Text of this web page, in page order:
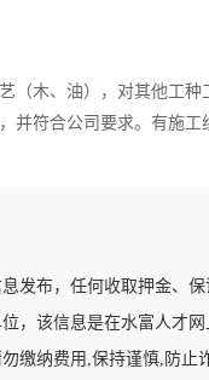
（木、油），对其他工
并符合公司要求。有施
发布，任何收取押金、
，该信息是在水富人才网
缴纳费用,保持谨慎,防止